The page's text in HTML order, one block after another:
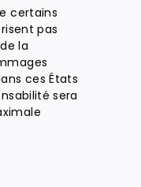
certains
pas
la
ces États
sera